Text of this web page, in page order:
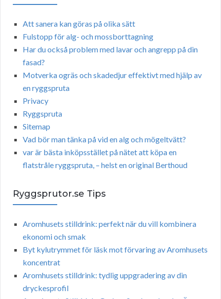
Att sanera kan göras på olika sätt
Fulstopp för alg- och mossborttagning
Har du också problem med lavar och angrepp på din
fasad?
Motverka ogräs och skadedjur effektivt med hjälp av
en ryggspruta
Privacy
Ryggspruta
Sitemap
Vad bör man tänka på vid en alg och mögeltvätt?
var är bästa inköpsstället på nätet att köpa en
flatstråle ryggspruta, – helst en original Berthoud
Ryggsprutor.se Tips
Aromhusets stilldrink: perfekt när du vill kombinera
ekonomi och smak
Byt kylutrymmet för läsk mot förvaring av Aromhusets
koncentrat
Aromhusets stilldrink: tydlig uppgradering av din
dryckesprofil